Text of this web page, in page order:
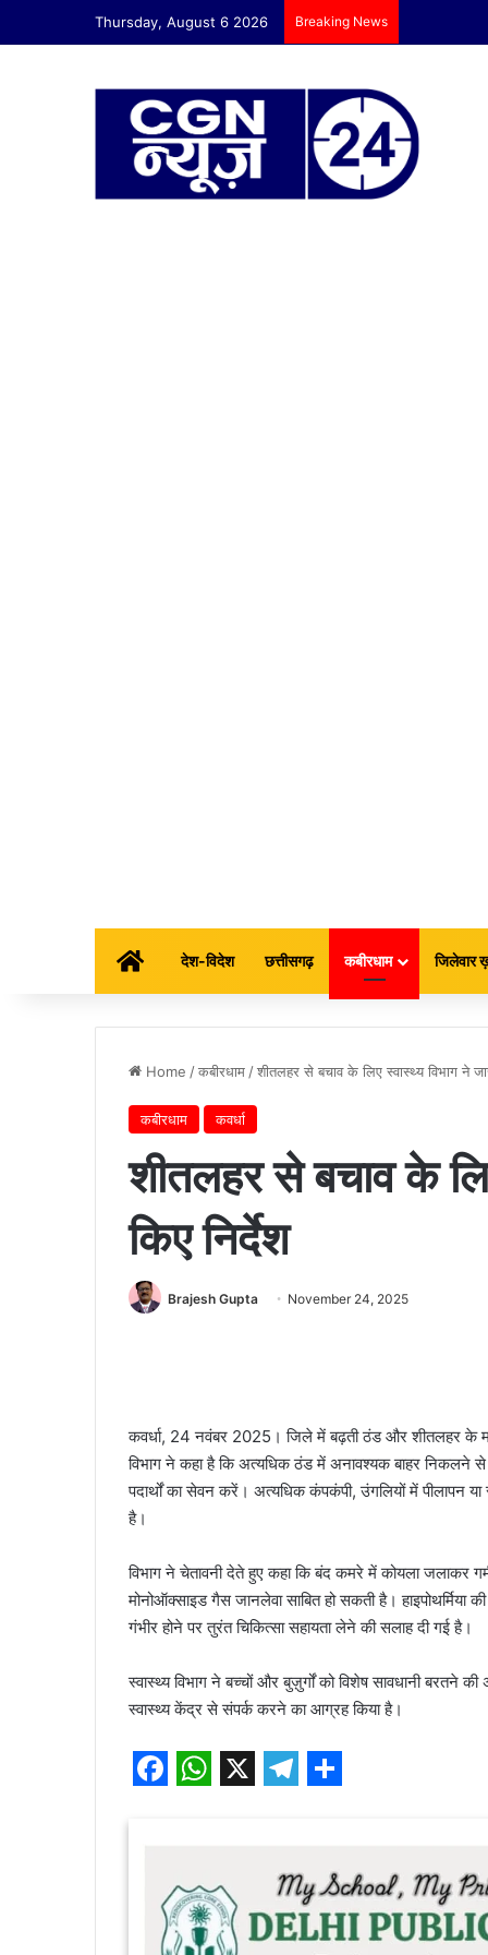
Thursday, August 6 2026 Breaking News
होम देश-विदेश छत्तीसगढ़ कबीरधाम जिलेवार
Home /कबीरधाम /शीतलहर से बचाव के लिए स्वास्थ्य विभाग ने
कबीरधाम कवर्धा
शीतलहर से बचाव के
किए निर्देश
Brajesh Gupta November 24, 2025
कवर्धा, 24 नवंबर 2025। जिले में बढ़ती ठंड और शीतलहर के
विभाग ने कहा है कि अत्यधिक ठंड में अनावश्यक बाहर निकलने
पदार्थों का सेवन करें। अत्यधिक कंपकंपी, उंगलियों में पीलापन
है।
विभाग ने चेतावनी देते हुए कहा कि बंद कमरे में कोयला जलाकर
मोनोऑक्साइड गैस जानलेवा साबित हो सकती है।
गंभीर होने पर तुरंत चिकित्सा सहायता लेने की सलाह दी गई है।
स्वास्थ्य विभाग ने बच्चों और बुज़ुर्गों को विशेष सावधानी बरतने
स्वास्थ्य केंद्र से संपर्क करने का आग्रह किया है।
t
s
e
g
a
r
e